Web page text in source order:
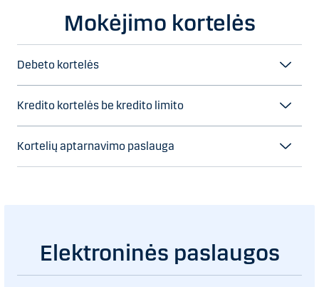
Mokėjimo kortelės
Debeto kortelės
Kredito kortelės be kredito limito
Kortelių aptarnavimo paslauga
Elektroninės paslaugos